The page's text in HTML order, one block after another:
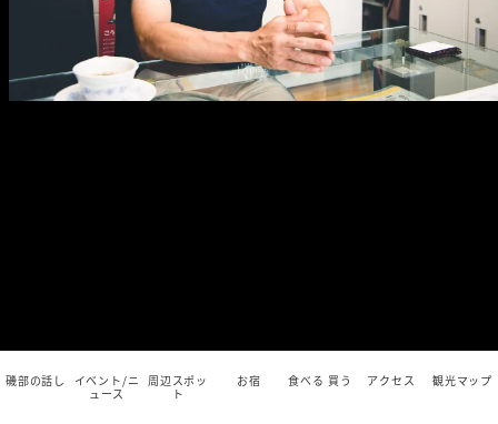
磯部の話し
イベント/ニ
ュース
周辺スポッ
ト
お宿 食べる 買う アクセス 観光マップ